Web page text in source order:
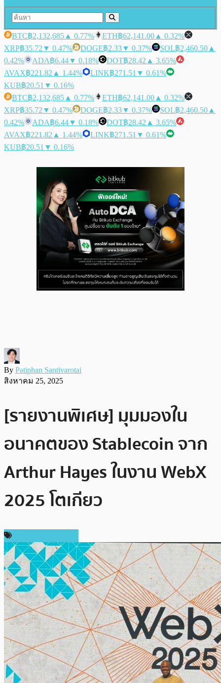
BTC฿2,132,685 ▲ 0.77% ETH฿62,141.00 ▲ 0.32%
XRP฿35.72 ▼ 0.47% DOGE฿2.33▼ 0.37% SOL฿2,460.50 ▲
0.42%
ADA฿6.44▼ 0.18% DOT฿28.42 ▲ 3.65%
AVAX฿221.82 ▲ 1.44% LINK฿271.51 ▼ 0.61%
KUB฿20.51 ▼ 0.16%
BTC฿2,132,685 ▲ 0.77% ETH฿62,141.00 ▲ 0.32%
XRP฿35.72 ▼ 0.47% DOGE฿2.33▼ 0.37% SOL฿2,460.50 ▲
0.42%
ADA฿6.44▼ 0.18% DOT฿28.42 ▲ 3.65%
AVAX฿221.82 ▲ 1.44% LINK฿271.51 ▼ 0.61%
KUB฿20.51 ▼ 0.16%
By Patiphan Santivarotai
สิงหาคม 25, 2025
[รายงานพิเศษ] มุมมองใน
อนาคตของ Stablecoin จาก
Arthur Hayes ในงาน WebX
2025 โตเกียว